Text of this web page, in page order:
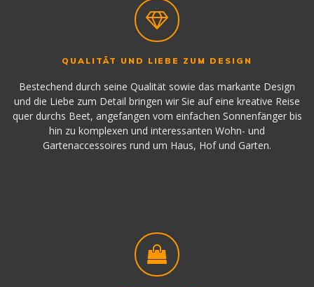
QUALITÄT UND LIEBE ZUM DESIGN
Bestechend durch seine Qualität sowie das markante Design
und die Liebe zum Detail bringen wir Sie auf eine kreative Reise
quer durchs Beet, angefangen vom einfachen Sonnenfänger bis
hin zu komplexen und interessanten Wohn- und
Gartenaccessoires rund um Haus, Hof und Garten.